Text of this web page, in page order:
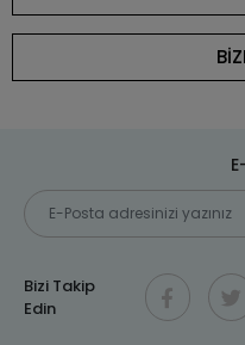
Bizi Takip
Edin